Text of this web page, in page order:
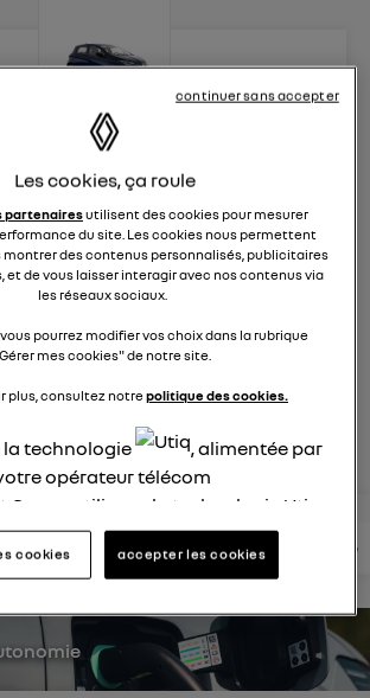
E-Tech électrique
électriques RENAULT
9269membres
électrique qui ne change rien à votre
quotidien et ça change tout
posez une question
rejoignez
lire les articles consultez votre notice
Les cookies, ça roule
partenairesutilisent des cookies pour mesurer
du site. Les cookies nous permettent
des contenus personnalisés, publicitaires
et de vous laisser interagir avec nos contenus via
les réseaux sociaux.
pourrez modifier vos choix dans la rubrique
mes cookies" de notre site.
plus, consultez notrepolitique des cookies.
technologie
, alimentée par
opérateur télécom
Group, utilisons la technologie Utiq
digitales (telles que décrites
de consentement) et liées à
connexion internet fournie parun
télécom participantet que vous
sur chaque site).
cookies accepter les cookies
continuer sans accepter